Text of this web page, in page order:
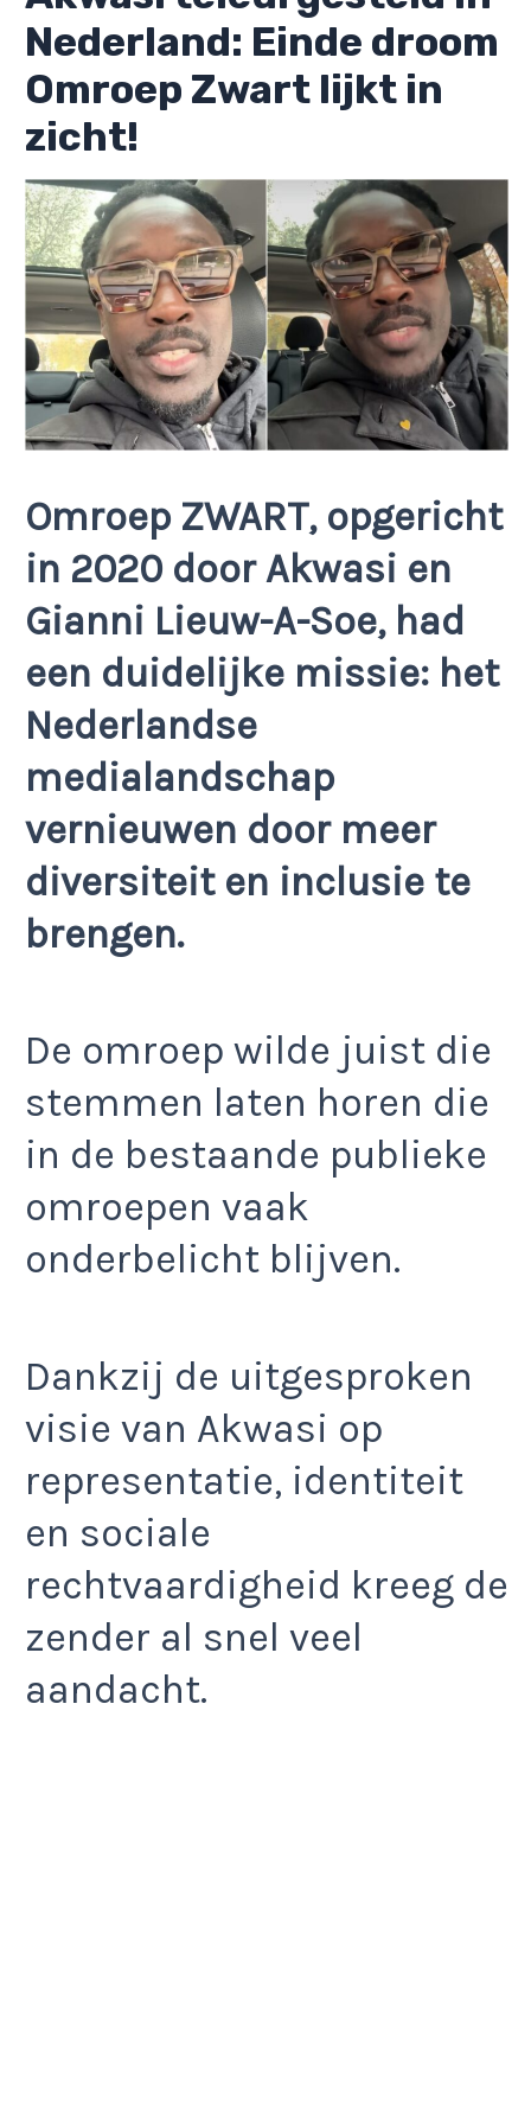
Nederland: Einde droom
Omroep Zwart lijkt in
zicht!
Omroep ZWART, opgericht
in 2020 door Akwasi en
Gianni Lieuw-A-Soe, had
een duidelijke missie: het
Nederlandse
medialandschap
vernieuwen door meer
diversiteit en inclusie te
brengen.
De omroep wilde juist die
stemmen laten horen die
in de bestaande publieke
omroepen vaak
onderbelicht blijven.
Dankzij de uitgesproken
visie van Akwasi op
representatie, identiteit
en sociale
rechtvaardigheid kreeg de
zender al snel veel
aandacht.